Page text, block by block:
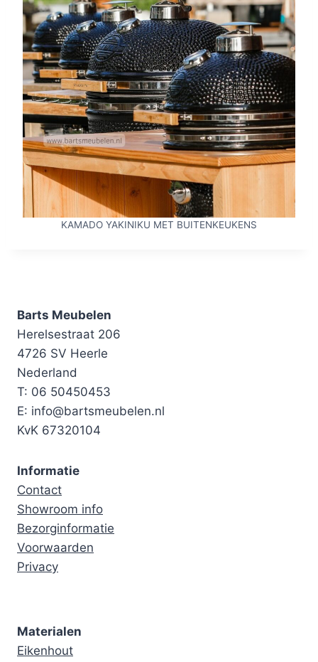
KAMADO YAKINIKU MET BUITENKEUKENS
Barts Meubelen
Herelsestraat 206
4726 SV Heerle
Nederland
T: 06 50450453
E: info@bartsmeubelen.nl
KvK 67320104
Informatie
Contact
Showroom info
Bezorginformatie
Voorwaarden
Privacy
Materialen
Eikenhout